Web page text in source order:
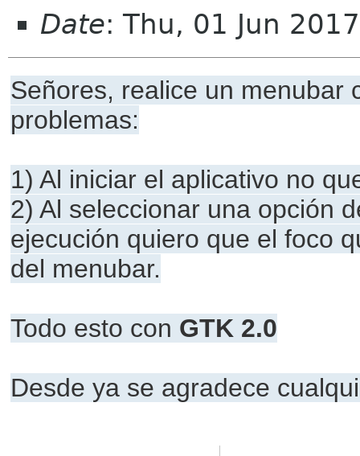
Date: Thu, 01 Jun
Señores, realice un menubar
problemas:
1) Al iniciar el aplicativo no
2) Al seleccionar una opción
ejecución quiero que el foco
del menubar.
Todo esto con GTK 2.0
Desde ya se agradece